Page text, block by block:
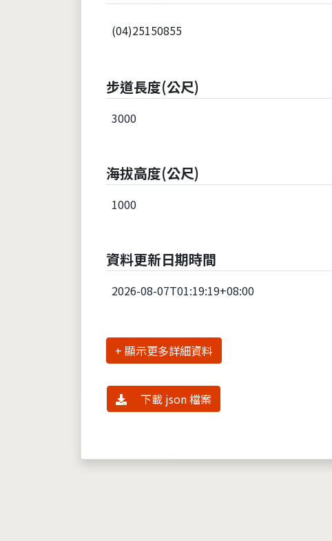
(04)25150855
步道長度(公尺)
3000
海拔高度(公尺)
1000
資料更新日期時間
2026-08-07T01:19:19+08:00
詳細資料
下載 json 檔案